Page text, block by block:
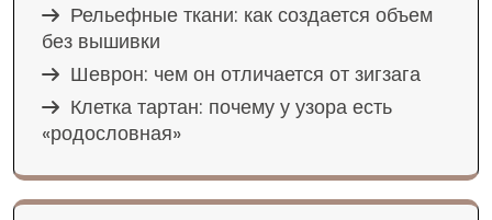
Рельефные ткани: как создается объем
без вышивки
Шеврон: чем он отличается от зигзага
Клетка тартан: почему у узора есть
«родословная»